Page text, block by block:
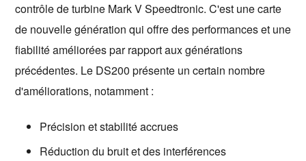
contrôle de turbine Mark V Speedtronic. C'est une carte
de nouvelle génération qui offre des performances et une
fiabilité améliorées par rapport aux générations
précédentes. Le DS200 présente un certain nombre
d'améliorations, notamment :
Précision et stabilité accrues
Réduction du bruit et des interférences